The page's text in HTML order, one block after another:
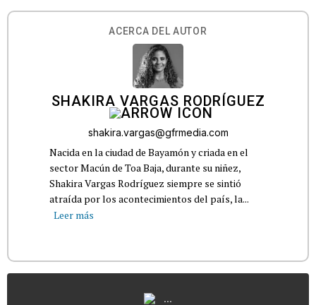
ACERCA DEL AUTOR
SHAKIRA VARGAS RODRÍGUEZ
shakira.vargas@gfrmedia.com
Nacida en la ciudad de Bayamón y criada en el
sector Macún de Toa Baja, durante su niñez,
Shakira Vargas Rodríguez siempre se sintió
atraída por los acontecimientos del país, la...
Leer más
...